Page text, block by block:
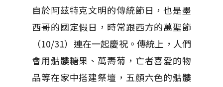
自於阿茲特克文明的傳統節日，也是墨
西哥的國定假日，時常跟西方的萬聖節
（10/31）連在一起慶祝。傳統上，人們
會用骷髏糖果、萬壽菊，亡者喜愛的物
品等在家中搭建祭壇，五顏六色的骷髏